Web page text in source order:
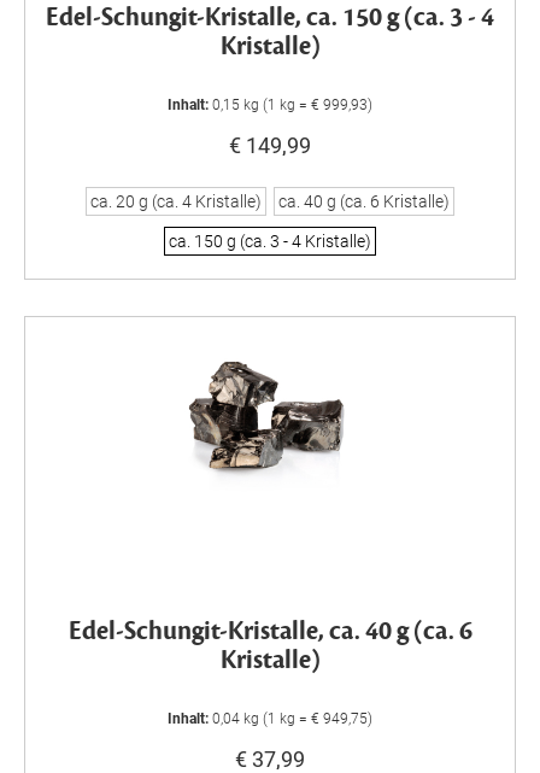
Edel-Schungit-Kristalle, ca. 150 g (ca. 3 - 4
Kristalle)
Inhalt: 0,15 kg (1 kg = € 999,93)
€ 149,99
ca. 20 g (ca. 4 Kristalle) ca. 40 g (ca. 6 Kristalle)
ca. 150 g (ca. 3 - 4 Kristalle)
Edel-Schungit-Kristalle, ca. 40 g (ca. 6
Kristalle)
Inhalt: 0,04 kg (1 kg = € 949,75)
€ 37,99